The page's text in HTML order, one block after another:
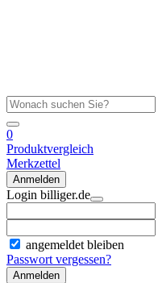
0
Produktvergleich
Merkzettel
Anmelden
Login billiger.de
angemeldet bleiben
Passwort vergessen?
Anmelden